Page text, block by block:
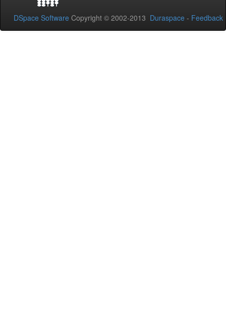
DSpace Software Copyright © 2002-2013 Duraspace - Feedback